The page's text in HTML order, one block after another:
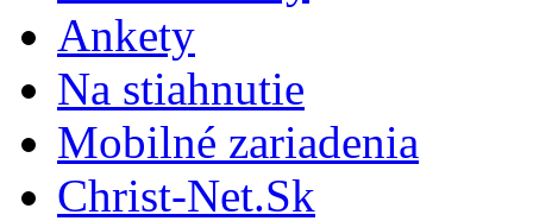
Ankety
Na stiahnutie
Mobilné zariadenia
Christ-Net.Sk